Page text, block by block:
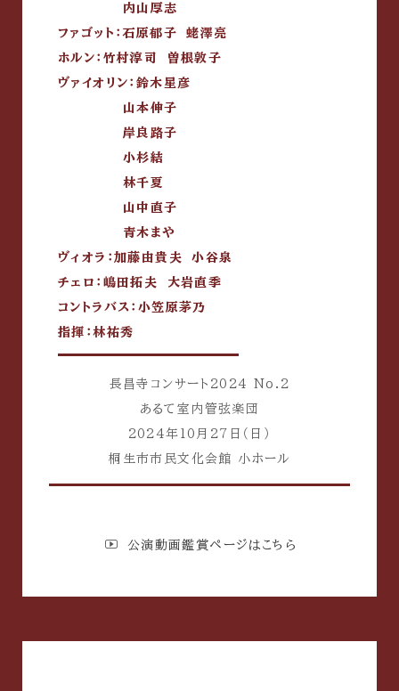
内山厚志
ファゴット：石原郁子 蛯澤亮
ホルン：竹村淳司 曽根敦子
ヴァイオリン：鈴木星彦
山本伸子
岸良路子
小杉結
林千夏
山中直子
青木まや
ヴィオラ：加藤由貴夫 小谷泉
チェロ：嶋田拓夫 大岩直季
コントラバス：小笠原茅乃
指揮：林祐秀
長昌寺コンサート2024 No.2
あるて室内管弦楽団
2024年10月27日（日）
桐生市市民文化会館 小ホール
公演動画鑑賞ページはこちら